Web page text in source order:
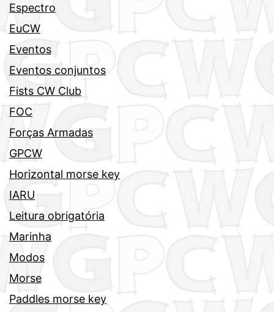
Espectro
EuCW
Eventos
Eventos conjuntos
Fists CW Club
FOC
Forças Armadas
GPCW
Horizontal morse key
IARU
Leitura obrigatória
Marinha
Modos
Morse
Paddles morse key